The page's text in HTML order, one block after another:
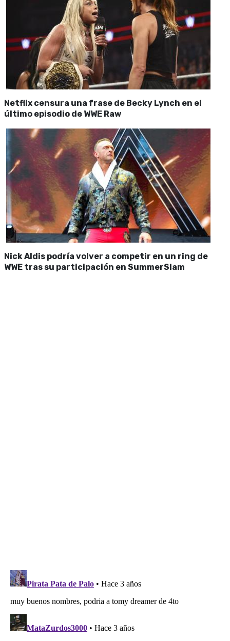
Netflix censura una frase de Becky Lynch en el
último episodio de WWE Raw
Nick Aldis podría volver a competir en un ring de
WWE tras su participación en SummerSlam